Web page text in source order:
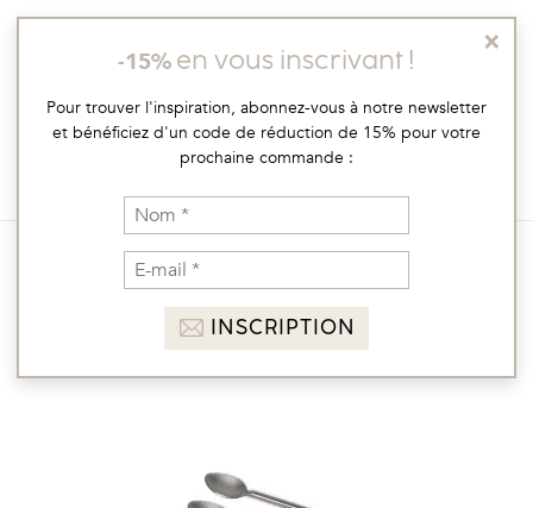
Skip
MENU
orion/petites cuillères orion manches
ronds x 4 – argenté mat
×
-15% en vous inscrivant !
Pour trouver l'inspiration, abonnez-vous à notre newsletter
et bénéficiez d'un code de réduction de 15% pour votre
prochaine commande :